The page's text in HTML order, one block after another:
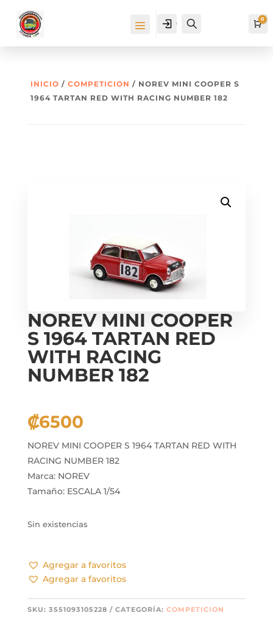
Cuenta 0
INICIO / COMPETICION / NOREV MINI COOPER S
1964 TARTAN RED WITH RACING NUMBER 182
NOREV MINI COOPER
S 1964 TARTAN RED
WITH RACING
NUMBER 182
₡6500
NOREV MINI COOPER S 1964 TARTAN RED WITH
RACING NUMBER 182
Marca: NOREV
Tamaño: ESCALA 1/54
Sin existencias
Agregar a favoritos
Agregar a favoritos
SKU: 3551093105228 CATEGORÍA: COMPETICION